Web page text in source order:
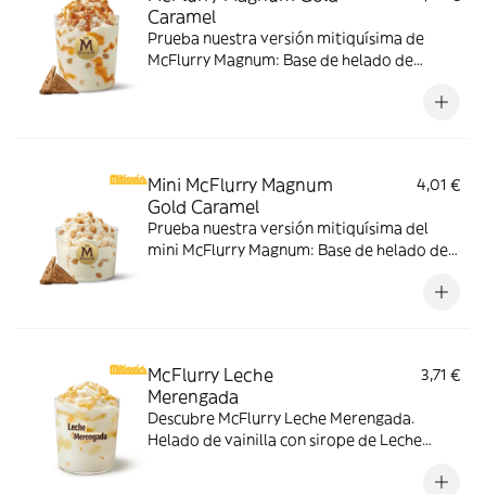
Caramel
Prueba nuestra versión mitiquísima de
McFlurry Magnum: Base de helado de
Topping triturado de galleta con perlas y
Mini McFlurry Magnum
Gold Caramel
4,01 €
Prueba nuestra versión mitiquísima del
mini McFlurry Magnum: Base de helado de
Topping triturado de galleta con perlas y
McFlurry Leche
Merengada
3,71 €
Descubre McFlurry Leche Merengada.
Helado de vainilla con sirope de Leche
ahora y no te quedes sin tus mitiquísimos